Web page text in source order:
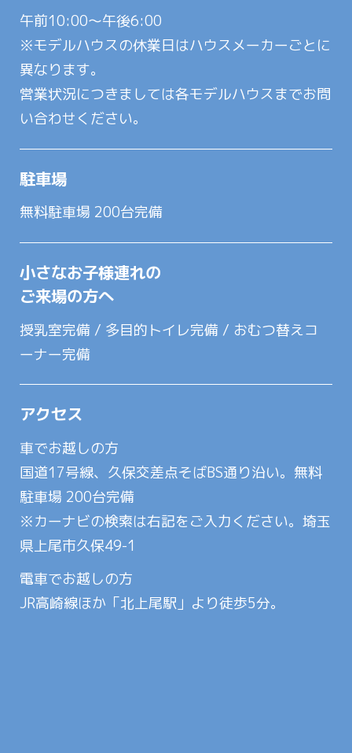
午前10:00～午後6:00
※モデルハウスの休業日はハウスメーカーごとに
異なります。
営業状況につきましては各モデルハウスまでお問
い合わせください。
駐車場
無料駐車場 200台完備
小さなお子様連れの
ご来場の方へ
授乳室完備 / 多目的トイレ完備 / おむつ替えコ
ーナー完備
アクセス
車でお越しの方
国道17号線、久保交差点そばBS通り沿い。無料
駐車場 200台完備
※カーナビの検索は右記をご入力ください。埼玉
県上尾市久保49-1
電車でお越しの方
JR高崎線ほか「北上尾駅」より徒歩5分。